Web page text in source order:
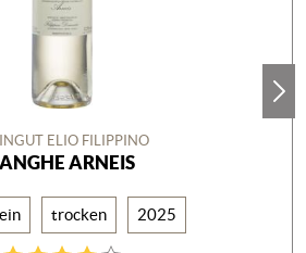
ELIO FILIPPINO
ARNEIS
trocken 2025